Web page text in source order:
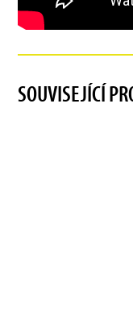
SOUVISEJÍCÍ